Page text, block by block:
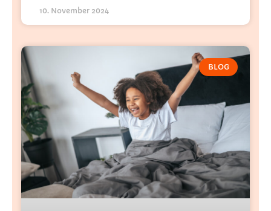
10. November 2024
BLOG